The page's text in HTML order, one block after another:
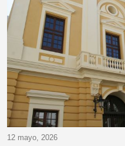
12 mayo, 2026